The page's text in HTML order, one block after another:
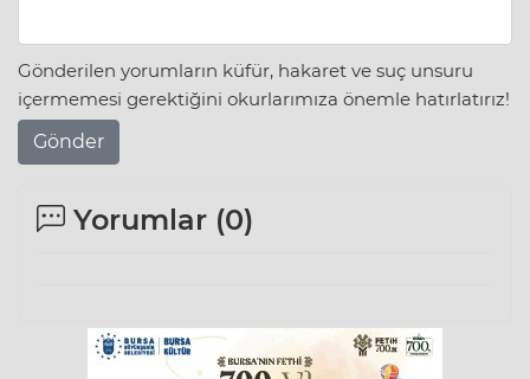
Gönderilen yorumların küfür, hakaret ve suç unsuru
içermemesi gerektiğini okurlarımıza önemle hatırlatırız!
Gönder
Yorumlar (0)